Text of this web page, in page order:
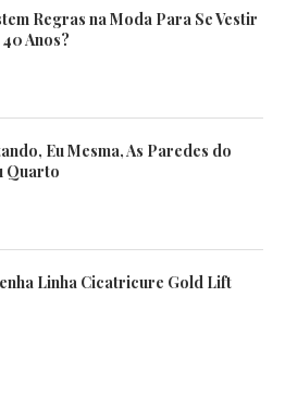
Regras na Moda Para Se Vestir
Anos?
Eu Mesma, As Paredes do
Quarto
Linha Cicatricure Gold Lift